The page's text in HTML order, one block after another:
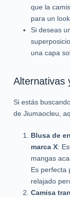
que la
para un
Si deseas
una capa
Alternativas
Si estás
de Jiumaocleu,
Blusa de
marca X:
mangas
Es perfecta
relajado
Camisa